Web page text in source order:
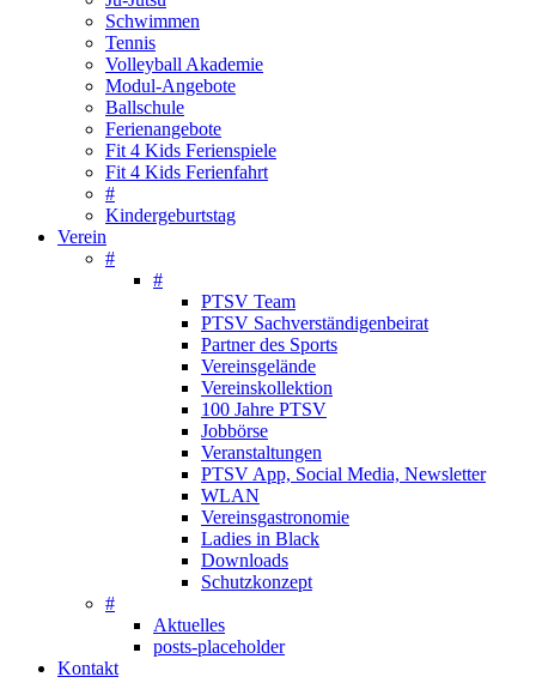
Schwimmen
Tennis
Volleyball Akademie
Modul-Angebote
Ballschule
Ferienangebote
Fit 4 Kids Ferienspiele
Fit 4 Kids Ferienfahrt
#
Kindergeburtstag
Verein
#
#
PTSV Team
PTSV Sachverständigenbeirat
Partner des Sports
Vereinsgelände
Vereinskollektion
100 Jahre PTSV
Jobbörse
Veranstaltungen
PTSV App, Social Media, Newsletter
WLAN
Vereinsgastronomie
Ladies in Black
Downloads
Schutzkonzept
#
Aktuelles
posts-placeholder
Kontakt